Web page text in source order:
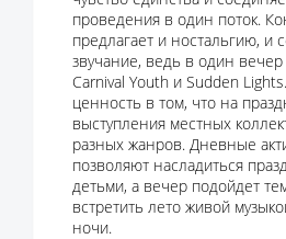
проведения в один поток.
предлагает и ностальгию, и
звучание, ведь в один вечер
Carnival Youth и Sudden
ценность в том, что на
выступления местных
разных жанров. Дневные
позволяют насладиться
детьми, а вечер подойдет
встретить лето живой
ночи.